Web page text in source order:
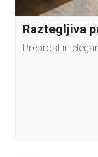
Raztegljiva
Preprost in